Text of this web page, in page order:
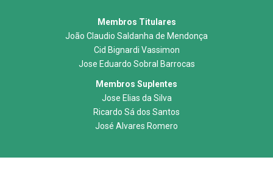
Membros Titulares
João Claudio Saldanha de Mendonça
Cid Bignardi Vassimon
Jose Eduardo Sobral Barrocas
Membros Suplentes
Jose Elias da Silva
Ricardo Sá dos Santos
José Alvares Romero